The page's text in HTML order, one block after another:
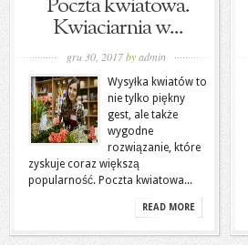
Poczta kwiatowa.
Kwiaciarnia w...
gru 30, 2017by admin
Wysyłka kwiatów to
nie tylko piękny
gest, ale także
wygodne
rozwiązanie, które
zyskuje coraz większą
popularność. Poczta kwiatowa...
READ MORE